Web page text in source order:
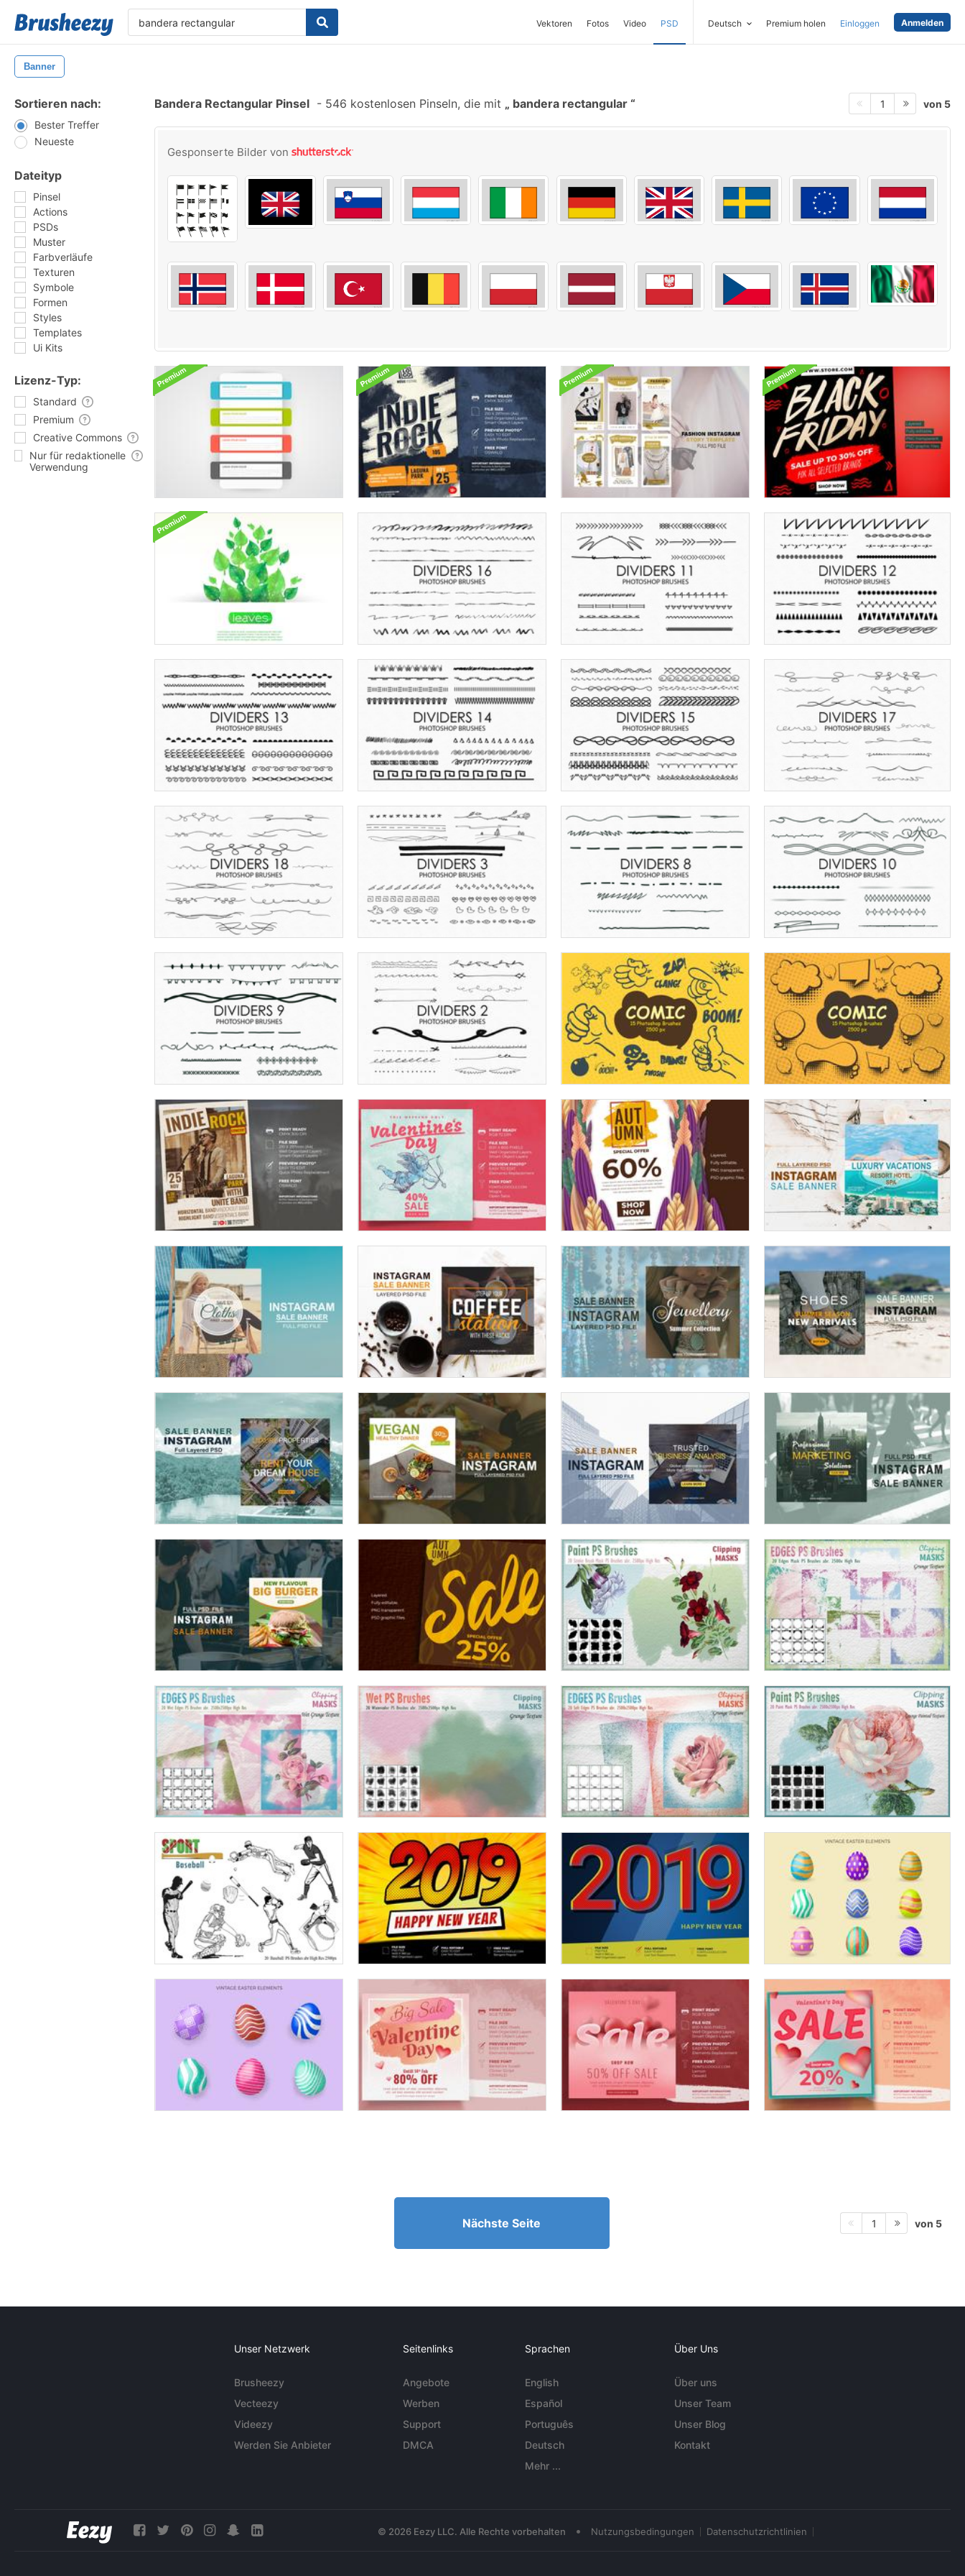
Vektoren Fotos Video PSD Deutsch Premium holen Einloggen Anmelden
Banner
Sortieren nach:
Bester Treffer
Neueste
Dateityp
Pinsel
Actions
PSDs
Muster
Farbverläufe
Texturen
Symbole
Formen
Styles
Templates
Ui Kits
Lizenz-Typ:
Standard
Premium
Creative Commons
Nur für redaktionelle
Verwendung
Bandera Rectangular Pinsel - 546 kostenlosen Pinseln, die mit bandera rectangular 1 von 5
Gesponserte Bilder von
Nächste Seite 1 von 5
Unser Netzwerk
Brusheezy
Vecteezy
Videezy
Werden Sie Anbieter
Seitenlinks
Angebote
Werben
Support
DMCA
Sprachen
English
Español
Português
Deutsch
Mehr ...
Über Uns
Über uns
Unser Team
Unser Blog
Kontakt
© 2026 Eezy LLC. Alle Rechte vorbehalten • Nutzungsbedingungen Datenschutzrichtlinien